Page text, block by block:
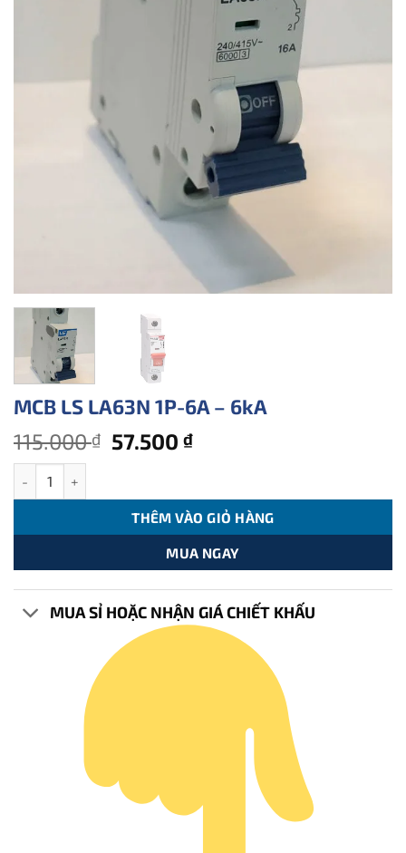
MCB LS LA63N 1P-6A – 6kA
115.000₫ Giá
115.000 ₫.
57.500₫Giá
là:
57.500 ₫.
THÊM VÀO GIỎ HÀNG
MUA NGAY
MUA SỈ HOẶC NHẬN GIÁ CHIẾT KHẤU